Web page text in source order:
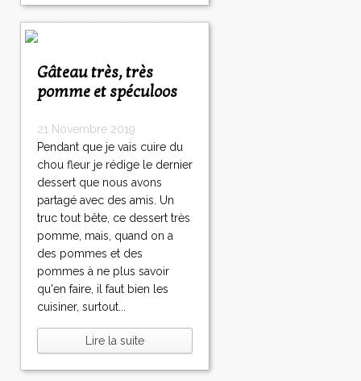
Gâteau très, très
pomme et spéculoos
21 Novembre 2019
Pendant que je vais cuire du
chou fleur je rédige le dernier
dessert que nous avons
partagé avec des amis. Un
truc tout bête, ce dessert très
pomme, mais, quand on a
des pommes et des
pommes à ne plus savoir
qu'en faire, il faut bien les
cuisiner, surtout...
Lire la suite